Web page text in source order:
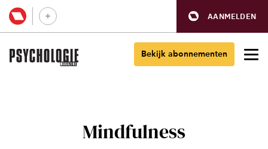
AANMELDEN
Bekijk abonnementen
Mindfulness